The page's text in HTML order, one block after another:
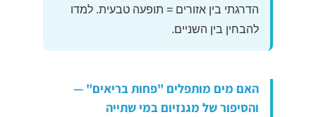
הדרגתי בין אזורים = תופעה טבעית. למדו
להבחין בין השניים.
האם מים מותפלים "פחות בריאים" —
והסיפור של מגנזיום במי שתייה